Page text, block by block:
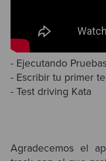
- Ejecutando
- Escribir tu primer
- Test driving Kata
Agradecemos el